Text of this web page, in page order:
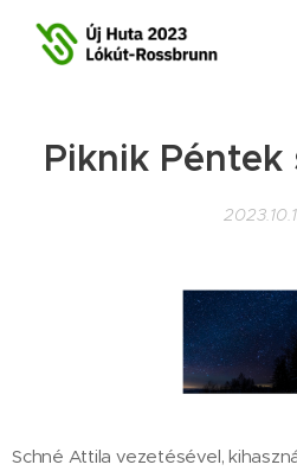
Piknik
Schné Attila vezetésével,